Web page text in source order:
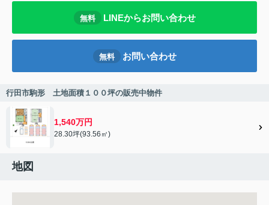
無料 LINEからお問い合わせ
無料 お問い合わせ
行田市駒形 土地面積１００坪の販売中物件
1,540万円
28.30坪(93.56㎡)
地図